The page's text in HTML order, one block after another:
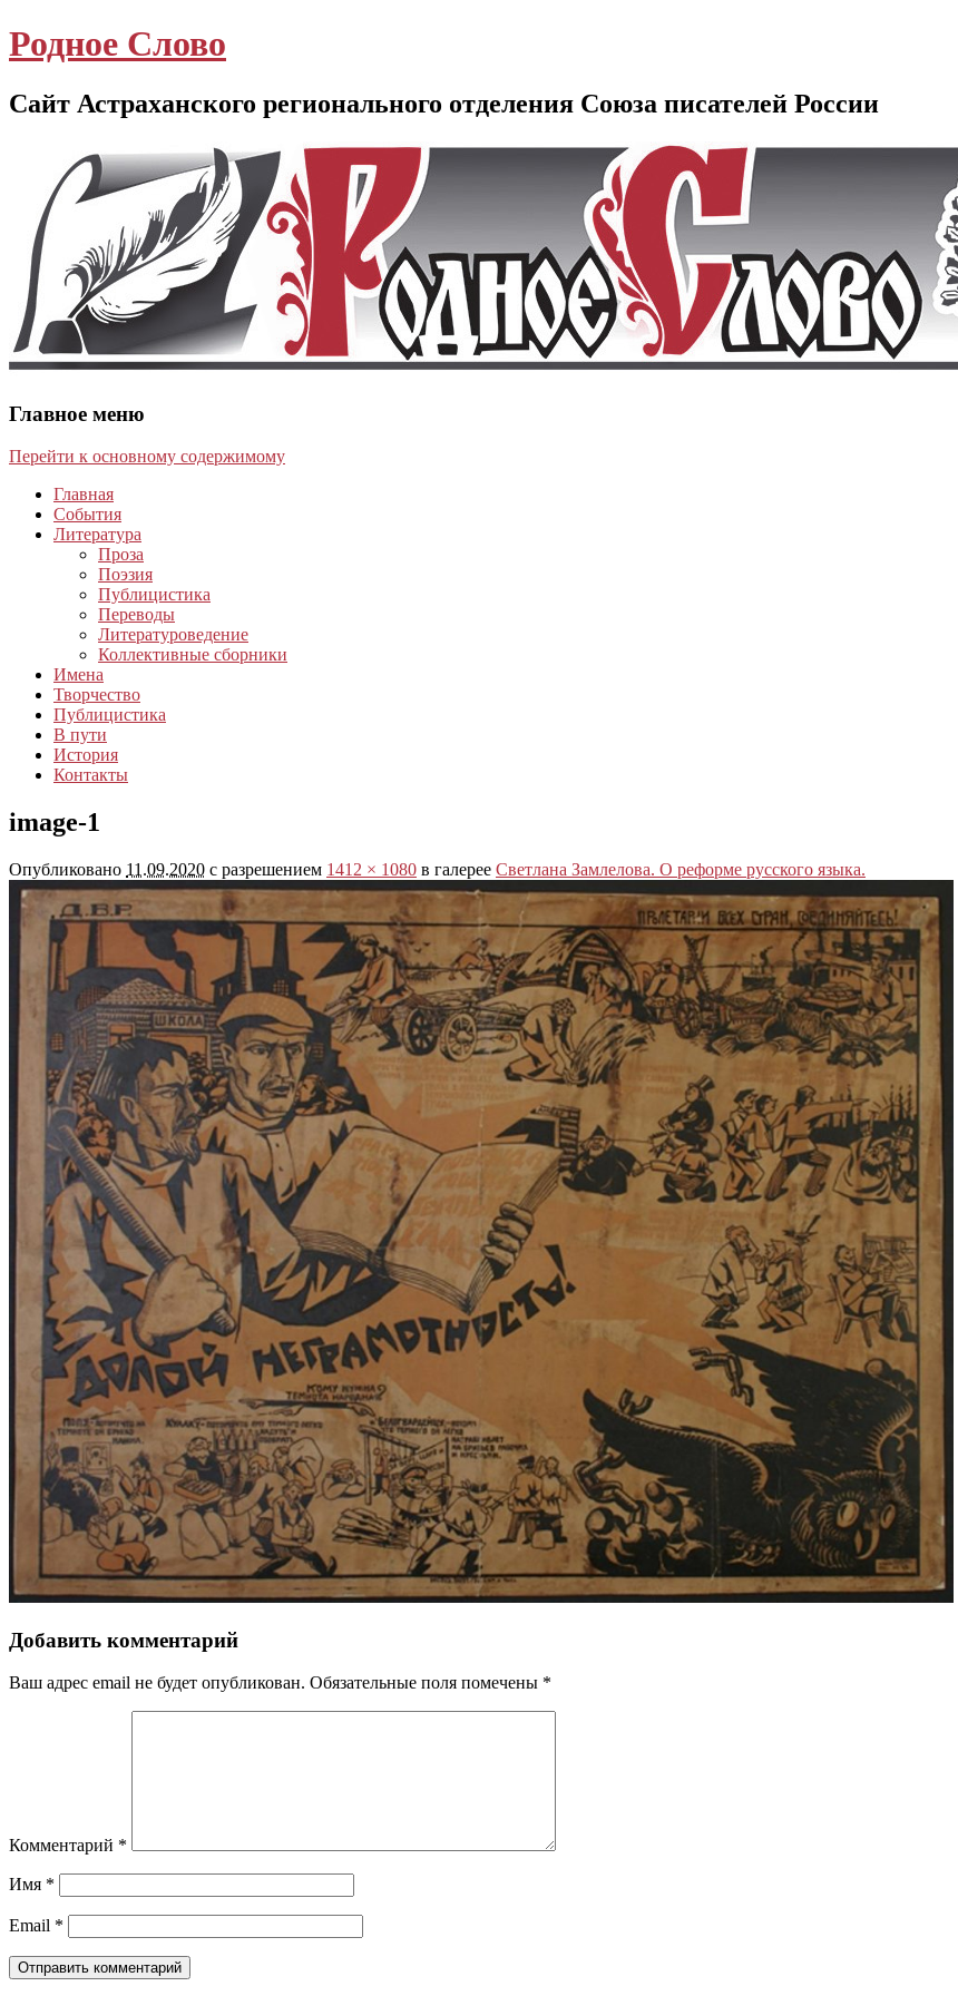
Родное Слово
Сайт Астраханского регионального отделения Союза писателей России
Главное меню
Перейти к основному содержимому
Главная
События
Литература
Проза
Поэзия
Публицистика
Переводы
Литературоведение
Коллективные сборники
Имена
Творчество
Публицистика
В пути
История
Контакты
image-1
Опубликовано 11.09.2020 с разрешением 1412 × 1080 в галерее Светлана Замлелова. О реформе русского языка.
Добавить комментарий
Ваш адрес email не будет опубликован. Обязательные поля помечены *
Комментарий *
Имя *
Email *